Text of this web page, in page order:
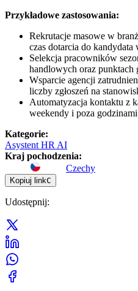
Przykładowe zastosowania:
Rekrutacje masowe w
czas dotarcia do
Selekcja pracowników
handlowych oraz punktach
Wsparcie agencji
liczby zgłoszeń na
Automatyzacja kontaktu z
weekendy i poza
Kategorie:
Asystent HR AI
Kraj pochodzenia:
Czechy
Kopiuj linkC
Udostępnij: